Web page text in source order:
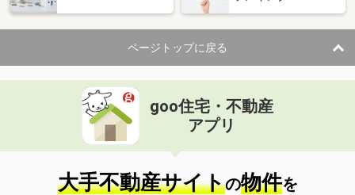
ページトップに戻る
goo住宅・不動産
アプリ
大手不動産サイトの物件を